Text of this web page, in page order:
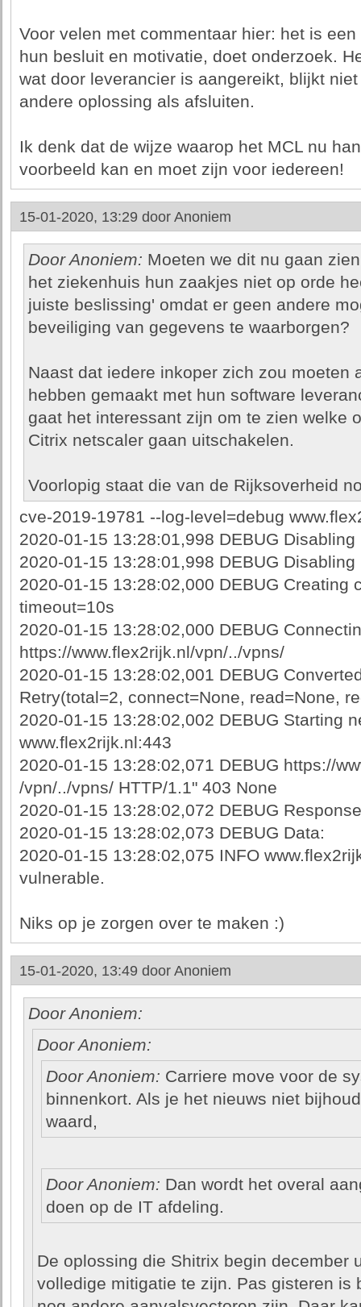
Voor velen met commentaar hier: het is
hun besluit en motivatie, doet onderzoek.
wat door leverancier is aangereikt, blijkt
andere oplossing als afsluiten.
Ik denk dat de wijze waarop het MCL nu
voorbeeld kan en moet zijn voor iedereen!
15-01-2020, 13:29 door Anoniem
Door Anoniem: Moeten we dit nu gaan
het ziekenhuis hun zaakjes niet op orde
juiste beslissing' omdat er geen andere
beveiliging van gegevens te waarborgen?
Naast dat iedere inkoper zich zou moeten
hebben gemaakt met hun software
gaat het interessant zijn om te zien welke
Citrix netscaler gaan uitschakelen.
Voorlopig staat die van de Rijksoverheid
cve-2019-19781 --log-level=debug
2020-01-15 13:28:01,998 DEBUG
2020-01-15 13:28:01,998 DEBUG
2020-01-15 13:28:02,000 DEBUG Creating
timeout=10s
2020-01-15 13:28:02,000 DEBUG
https://www.flex2rijk.nl/vpn/../vpns/
2020-01-15 13:28:02,001 DEBUG
Retry(total=2, connect=None, read=None,
2020-01-15 13:28:02,002 DEBUG Starting
www.flex2rijk.nl:443
2020-01-15 13:28:02,071 DEBUG https://
/vpn/../vpns/ HTTP/1.1" 403 None
2020-01-15 13:28:02,072 DEBUG
2020-01-15 13:28:02,073 DEBUG Data:
2020-01-15 13:28:02,075 INFO
vulnerable.
Niks op je zorgen over te maken :)
15-01-2020, 13:49 door Anoniem
Door Anoniem:
Door Anoniem:
Door Anoniem: Carriere move voor de
binnenkort. Als je het nieuws niet
waard,
Door Anoniem: Dan wordt het overal
doen op de IT afdeling.
De oplossing die Shitrix begin december
volledige mitigatie te zijn. Pas gisteren is